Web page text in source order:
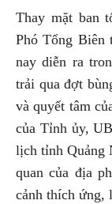
Thay mặt ban
Phó Tổng Biên
nay diễn ra
trải qua đợt
và quyết tâm
của Tỉnh ủy,
lịch tỉnh Quảng
quan của địa
cảnh thích ứng,